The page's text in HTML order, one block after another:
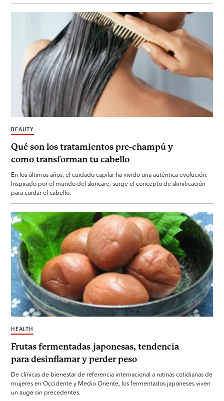
Qué son los tratamientos pre-champú y
como transforman tu cabello
BEAUTY
En los últimos años, el cuidado capilar ha vivido una auténtica evolución.
Inspirado por el mundo del skincare, surge el concepto de skinificación
para cuidar el cabello.
Frutas fermentadas japonesas, tendencia
para desinflamar y perder peso
HEALTH
De clínicas de bienestar de referencia internacional a rutinas cotidianas de
mujeres en Occidente y Medio Oriente, los fermentados japoneses viven
un auge sin precedentes.